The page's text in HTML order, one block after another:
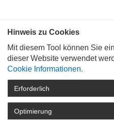
STARTSEITE
Hinweis zu Cookies
Mit diesem Tool können Sie
dieser Website verwendet
Cookie Informationen.
Erforderlich
Optimierung